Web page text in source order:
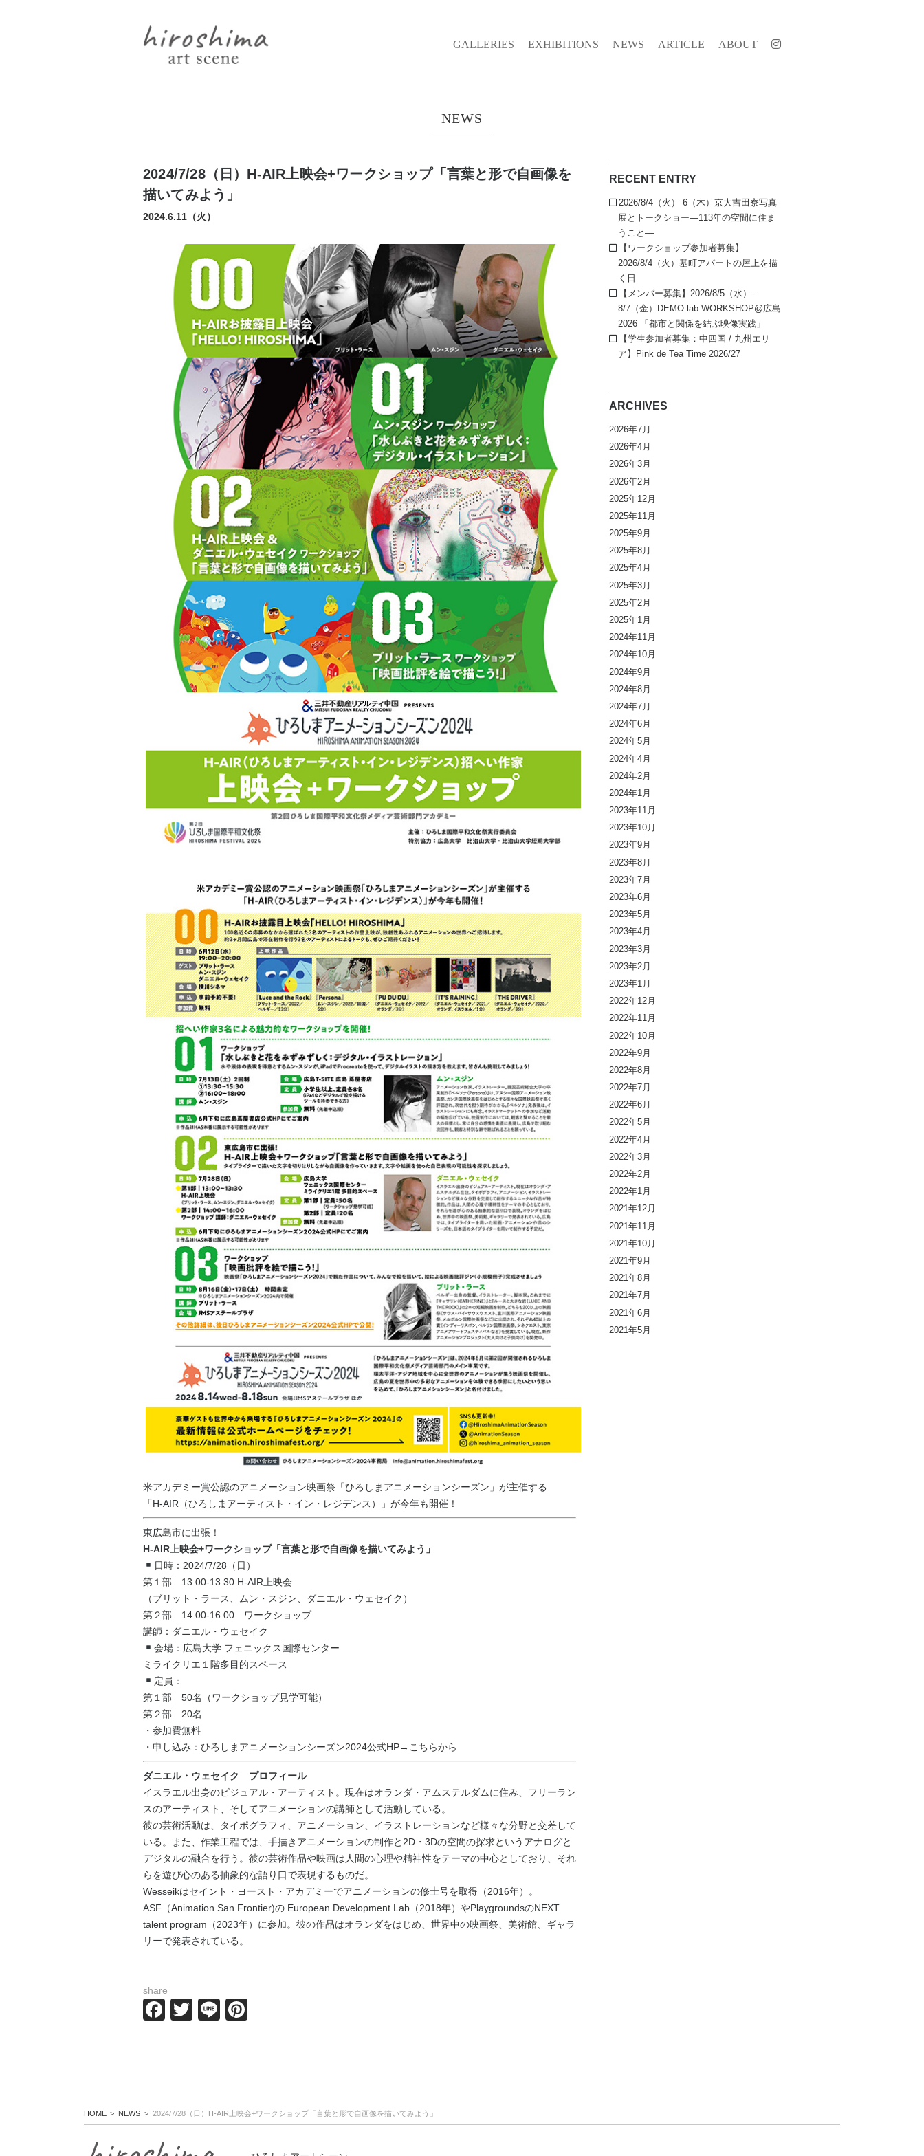
GALLERIES EXHIBITIONS NEWS ARTICLE ABOUT
NEWS
2024/7/28（日）H-AIR上映会+ワークショップ「言葉と形で自画像を
描いてみよう」
2024.6.11（火）
米アカデミー賞公認のアニメーション映画祭「ひろしまアニメーションシーズン」が主催する
「H-AIR（ひろしまアーティスト・イン・レジデンス）」が今年も開催！
東広島市に出張！
H-AIR上映会+ワークショップ「言葉と形で自画像を描いてみよう」
日時：2024/7/28（日）
第１部 13:00-13:30 H-AIR上映会
（ブリット・ラース、ムン・スジン、ダニエル・ウェセイク）
第２部 14:00-16:00 ワークショップ
講師：ダニエル・ウェセイク
会場：広島大学 フェニックス国際センター
ミライクリエ１階多目的スペース
定員：
第１部 50名（ワークショップ見学可能）
第２部 20名
・参加費無料
・申し込み：ひろしまアニメーションシーズン2024公式HP→ こちらから
ダニエル・ウェセイク プロフィール
イスラエル出身のビジュアル・アーティスト。現在はオランダ・アムステルダムに住み、フリーラン
スのアーティスト、そしてアニメーションの講師として活動している。
彼の芸術活動は、タイポグラフィ、アニメーション、イラストレーションなど様々な分野と交差して
いる。また、作業工程では、手描きアニメーションの制作と2D・3Dの空間の探求というアナログと
デジタルの融合を行う。彼の芸術作品や映画は人間の心理や精神性をテーマの中心としており、それ
らを遊び心のある抽象的な語り口で表現するものだ。
Wesseikはセイント・ヨースト・アカデミーでアニメーションの修士号を取得（2016年）。
ASF（Animation San Frontier)の European Development Lab（2018年）やPlaygroundsのNEXT
talent program（2023年）に参加。彼の作品はオランダをはじめ、世界中の映画祭、美術館、ギャラ
リーで発表されている。
share
Facebook
Twitter
Line
RECENT ENTRY
2026/8/4（火）-6（木）京大吉田寮写真
展とトークショー—113年の空間に住ま
うこと—
【ワークショップ参加者募集】
2026/8/4（火）基町アパートの屋上を描
く日
【メンバー募集】2026/8/5（水）-
8/7（金）DEMO.lab WORKSHOP@広島
2026 「都市と関係を結ぶ映像実践」
【学生参加者募集：中四国 / 九州エリ
ア】Pink de Tea Time 2026/27
ARCHIVES
2026年7月
2026年4月
2026年3月
2026年2月
2025年12月
2025年11月
2025年9月
2025年8月
2025年4月
2025年3月
2025年2月
2025年1月
2024年11月
2024年10月
2024年9月
2024年8月
2024年7月
2024年6月
2024年5月
2024年4月
2024年2月
2024年1月
2023年11月
2023年10月
2023年9月
2023年8月
2023年7月
2023年6月
2023年5月
2023年4月
2023年3月
2023年2月
2023年1月
2022年12月
2022年11月
2022年10月
2022年9月
2022年8月
2022年7月
2022年6月
2022年5月
2022年4月
2022年3月
2022年2月
2022年1月
2021年12月
2021年11月
2021年10月
2021年9月
2021年8月
2021年7月
2021年6月
2021年5月
HOME NEWS 2024/7/28（日）H-AIR上映会+ワークショップ「言葉と形で自画像を描いてみよう」